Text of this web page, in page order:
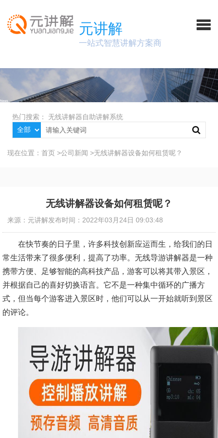
元讲解
一站式智慧讲解方案商
热门搜索： 无线讲解器自助讲解系统
现在位置： 首页 >公司新闻 >无线讲解器设备如何租赁呢？
无线讲解器设备如何租赁呢？
来源：元讲解发布时间：2022年03月24日 09:03:48
在快节奏的日子里，许多科技创新应运而生，给我们的日
常生活带来了很多便利，提高了功率。无线导游讲解器是一种
携带方便、足够智能的高科技产品，游客可以将其带入景区，
并根据自己的喜好切换语言。它不是一种集中循环的广播方
式，但当每个游客进入景区时，他们可以从一开始就听到景区
的评论。